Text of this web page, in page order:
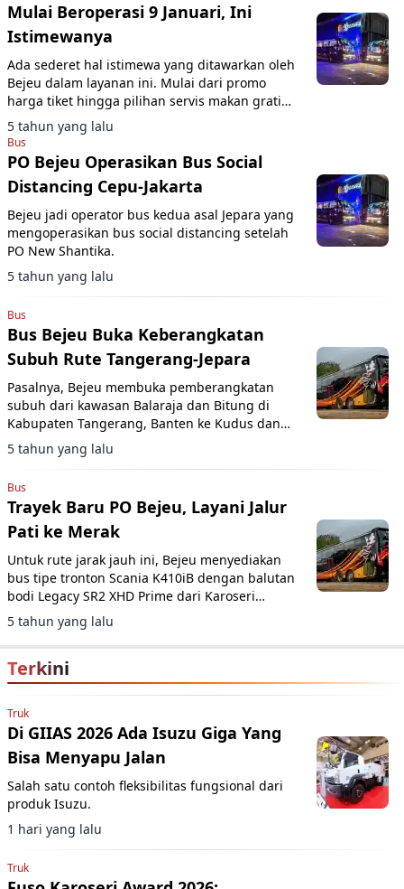
Mulai Beroperasi 9 Januari, Ini
Istimewanya
Ada sederet hal istimewa yang ditawarkan oleh
Bejeu dalam layanan ini. Mulai dari promo
harga tiket hingga pilihan servis makan gratis
ala restoran.
5 tahun yang lalu
Bus
PO Bejeu Operasikan Bus Social
Distancing Cepu-Jakarta
Bejeu jadi operator bus kedua asal Jepara yang
mengoperasikan bus social distancing setelah
PO New Shantika.
5 tahun yang lalu
Bus
Bus Bejeu Buka Keberangkatan
Subuh Rute Tangerang-Jepara
Pasalnya, Bejeu membuka pemberangkatan
subuh dari kawasan Balaraja dan Bitung di
Kabupaten Tangerang, Banten ke Kudus dan
Jepara
5 tahun yang lalu
Bus
Trayek Baru PO Bejeu, Layani Jalur
Pati ke Merak
Untuk rute jarak jauh ini, Bejeu menyediakan
bus tipe tronton Scania K410iB dengan balutan
bodi Legacy SR2 XHD Prime dari Karoseri
Laksana.
5 tahun yang lalu
Terkini
Truk
Di GIIAS 2026 Ada Isuzu Giga Yang
Bisa Menyapu Jalan
Salah satu contoh fleksibilitas fungsional dari
produk Isuzu.
1 hari yang lalu
Truk